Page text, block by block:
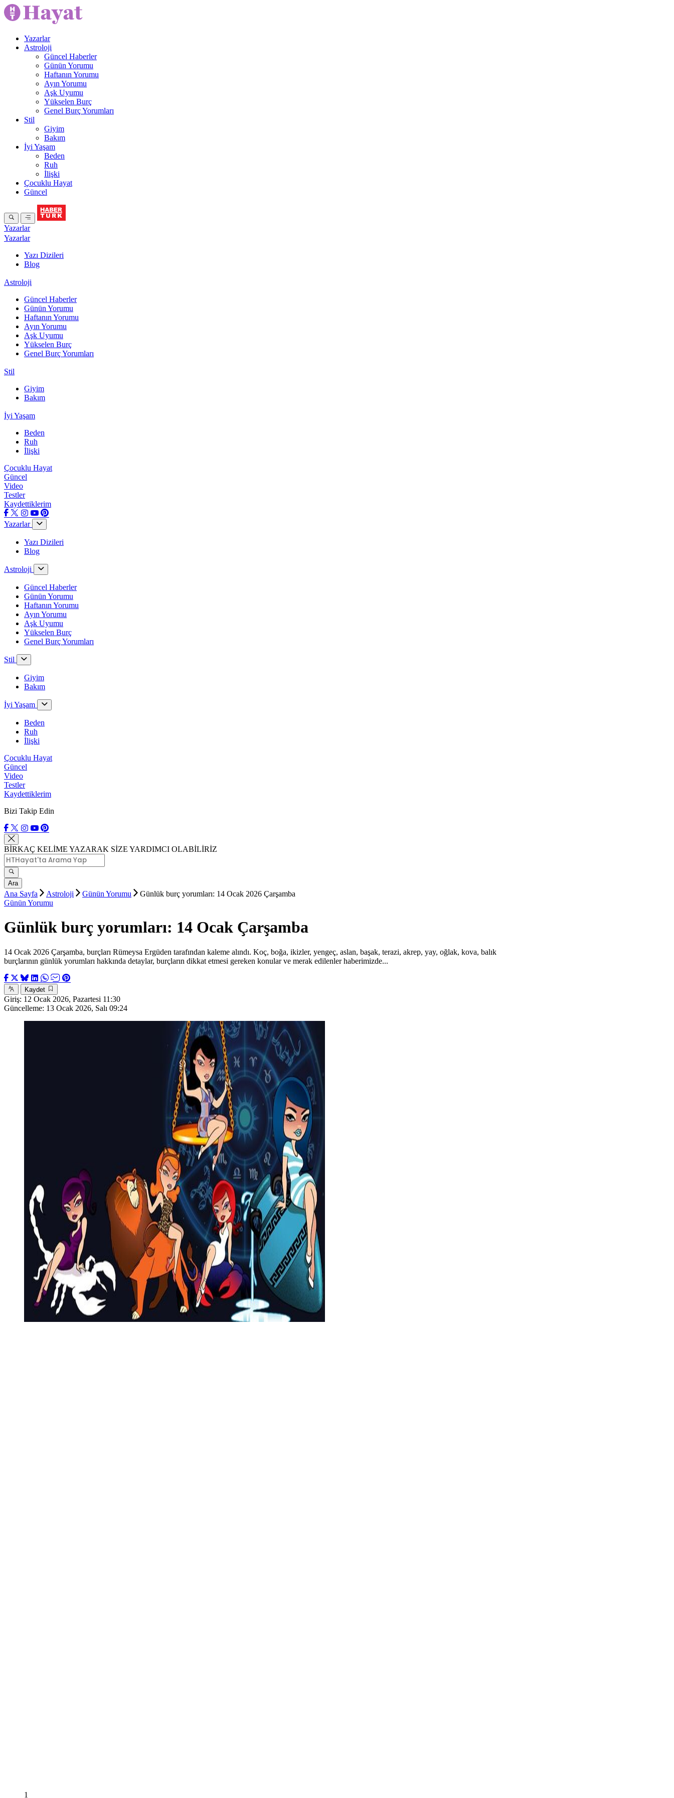
Yazarlar
Astroloji
Güncel Haberler
Günün Yorumu
Haftanın Yorumu
Ayın Yorumu
Aşk Uyumu
Yükselen Burç
Genel Burç Yorumları
Stil
Giyim
Bakım
İyi Yaşam
Beden
Ruh
İlişki
Çocuklu Hayat
Güncel
Yazarlar
Yazarlar
Yazı Dizileri
Blog
Astroloji
Güncel Haberler
Günün Yorumu
Haftanın Yorumu
Ayın Yorumu
Aşk Uyumu
Yükselen Burç
Genel Burç Yorumları
Stil
Giyim
Bakım
İyi Yaşam
Beden
Ruh
İlişki
Çocuklu Hayat
Güncel
Video
Testler
Kaydettiklerim
Yazarlar
Yazı Dizileri
Blog
Astroloji
Güncel Haberler
Günün Yorumu
Haftanın Yorumu
Ayın Yorumu
Aşk Uyumu
Yükselen Burç
Genel Burç Yorumları
Stil
Giyim
Bakım
İyi Yaşam
Beden
Ruh
İlişki
Çocuklu Hayat
Güncel
Video
Testler
Kaydettiklerim
Bizi Takip Edin
BİRKAÇ KELİME YAZARAK SİZE YARDIMCI OLABİLİRİZ
Ara
Ana Sayfa Astroloji Günün Yorumu
Günlük burç yorumları: 14 Ocak 2026 Çarşamba
Günün Yorumu
Günlük burç yorumları: 14 Ocak Çarşamba
14 Ocak 2026 Çarşamba, burçları Rümeysa Ergüden tarafından kaleme alındı. Koç, boğa, ikizler, yengeç, aslan, başak, terazi, akrep, yay, oğlak, kova, balık
burçlarının günlük yorumları hakkında detaylar, burçların dikkat etmesi gereken konular ve merak edilenler haberimizde...
Kaydet
Giriş: 12 Ocak 2026, Pazartesi 11:30
Güncelleme: 13 Ocak 2026, Salı 09:24
1